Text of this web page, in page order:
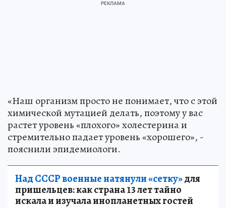
«Наш организм просто не понимает, что с этой
химической мутацией делать, поэтому у вас
растет уровень «плохого» холестерина и
стремительно падает уровень «хорошего», -
пояснили эпидемиологи.
Над СССР военные натянули «сетку»для
пришельцев: как страна 13 лет тайно
искала и изучала инопланетных гостей